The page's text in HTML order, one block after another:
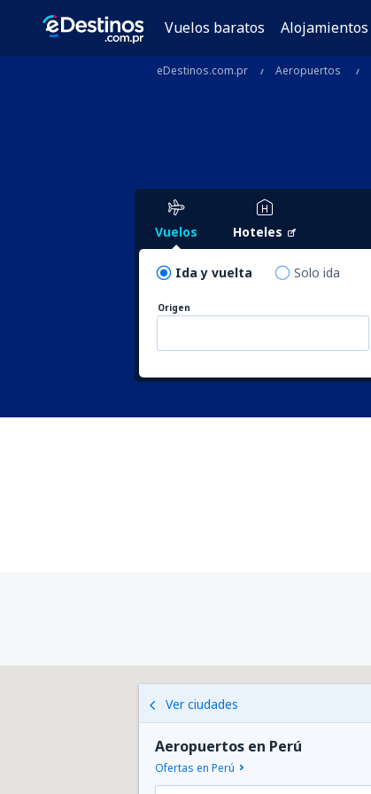
Vuelos baratos Alojamientos
eDestinos.com.pr Aeropuertos
Vuelos Hoteles
Ida y vuelta Solo ida
Origen
Ver ciudades
Aeropuertos en Perú
Ofertas en Perú